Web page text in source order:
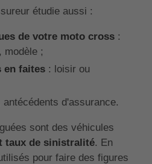
étudie aussi :
de votre moto cross:
modèle ;
en faites: loisir ou
antécédents d'assurance.
sont des véhicules
taux de sinistralité. En
pour faire des figures